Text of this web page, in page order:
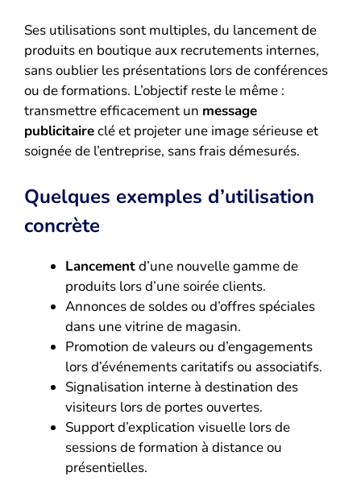
Ses utilisations sont multiples, du lancement de
produits en boutique aux recrutements internes,
sans oublier les présentations lors de conférences
ou de formations. L’objectif reste le même :
transmettre efficacement un message
publicitaireclé et projeter une image sérieuse et
soignée de l’entreprise, sans frais démesurés.
Quelques exemples d’utilisation
concrète
Lancementd’une nouvelle gamme de
produits lors d’une soirée clients.
Annonces de soldes ou d’offres spéciales
dans une vitrine de magasin.
Promotion de valeurs ou d’engagements
lors d’événements caritatifs ou associatifs.
Signalisation interne à destination des
visiteurs lors de portes ouvertes.
Support d’explication visuelle lors de
sessions de formation à distance ou
présentielles.